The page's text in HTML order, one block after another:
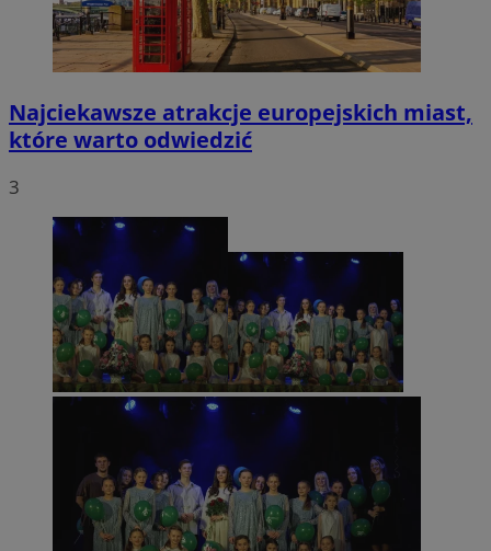
Najciekawsze atrakcje europejskich miast,
które warto odwiedzić
3